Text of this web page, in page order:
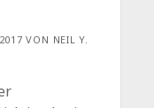
VON NEIL Y.